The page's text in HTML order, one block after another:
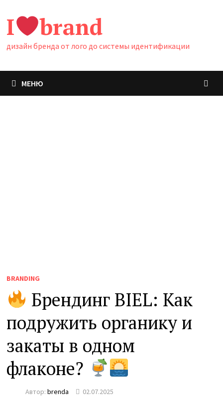
содержимому
I brand
дизайн бренда от лого до системы идентификации
МЕНЮ
BRANDING
Брендинг BIEL: Как
подружить органику и
закаты в одном
флаконе?
Автор:brenda 02.07.2025